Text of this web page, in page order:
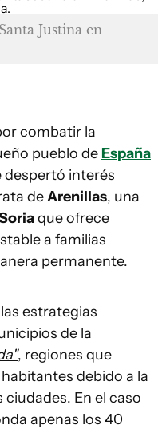
Justina en
combatir la
pueblo deEspaña
despertó interés
deArenillas, una
que ofrece
a familias
permanente.
estrategias
de la
, regiones que
debido a la
En el caso
apenas los 40